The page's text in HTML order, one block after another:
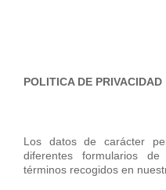
POLITICA DE PRIVACIDAD
Los datos de carácter
diferentes formularios
términos recogidos en